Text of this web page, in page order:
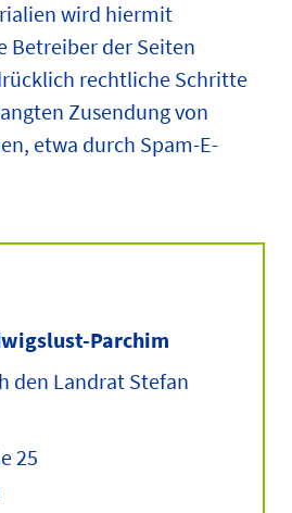
wird hiermit
Betreiber der Seiten
rechtliche Schritte
Zusendung von
etwa durch Spam-E-
Parchim
den Landrat Stefan
25